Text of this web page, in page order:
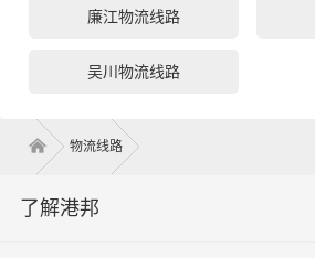
廉江物流线路
吴川物流线路
物流线路
了解港邦